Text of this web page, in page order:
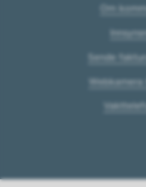
Om
Sende
Webkamera